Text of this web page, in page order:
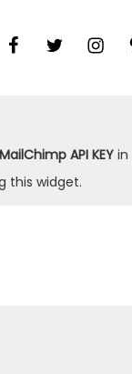
MailChimp API KEY in
this widget.